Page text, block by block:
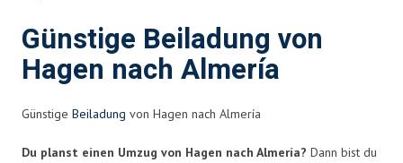
Günstige Beiladung von
Hagen nach Almería
Günstige Beiladung von Hagen nach Almería
Du planst einen Umzug von Hagen nach Almería? Dann bist du